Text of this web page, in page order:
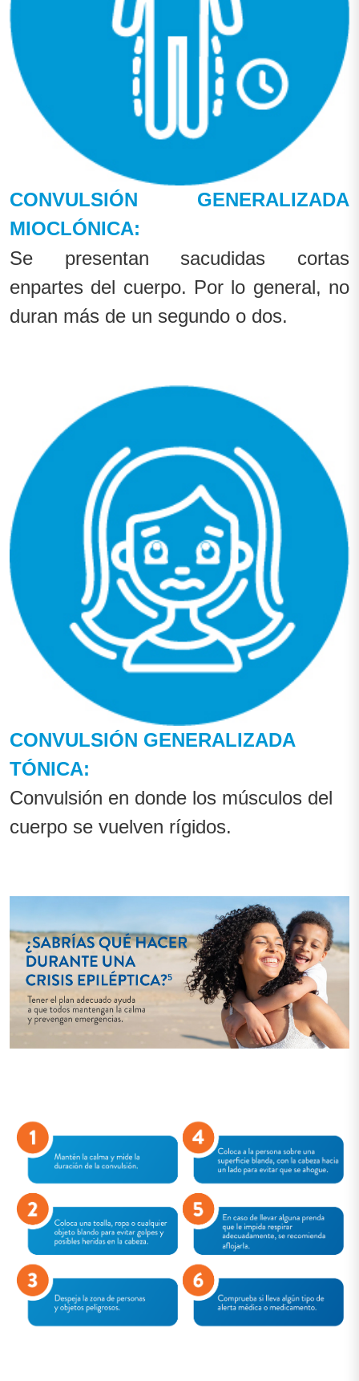
CONVULSIÓN GENERALIZADA
MIOCLÓNICA:
Se presentan sacudidas cortas
enpartes del cuerpo. Por lo general, no
duran más de un segundo o dos.
CONVULSIÓN GENERALIZADA
TÓNICA:
Convulsión en donde los músculos del
cuerpo se vuelven rígidos.